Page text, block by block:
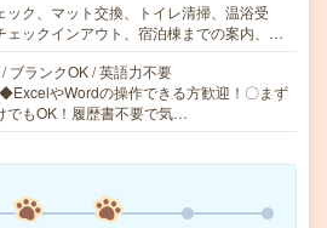
ック、マット交換、トイレ清掃、温浴受
ェックインアウト、宿泊棟までの案内、…
ブランクOK / 英語力不要
やWordの操作できる方歓迎！〇まず
でもOK！履歴書不要で気…